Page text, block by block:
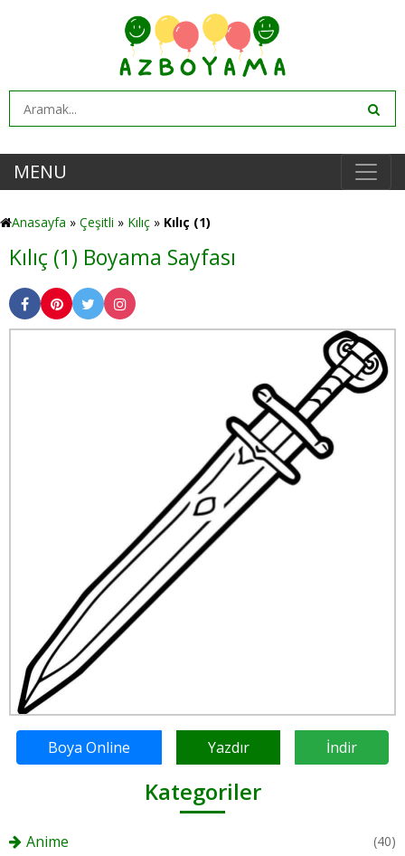
MENU
Anasayfa » Çeşitli » Kılıç » Kılıç (1)
Kılıç (1) Boyama Sayfası
Boya Online Yazdır İndir
Kategoriler
Anime (40)